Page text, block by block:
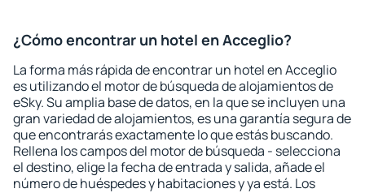
¿Cómo encontrar un hotel en Acceglio?
La forma más rápida de encontrar un hotel en Acceglio
es utilizando el motor de búsqueda de alojamientos de
eSky. Su amplia base de datos, en la que se incluyen una
gran variedad de alojamientos, es una garantía segura de
que encontrarás exactamente lo que estás buscando.
Rellena los campos del motor de búsqueda - selecciona
el destino, elige la fecha de entrada y salida, añade el
número de huéspedes y habitaciones y ya está. Los